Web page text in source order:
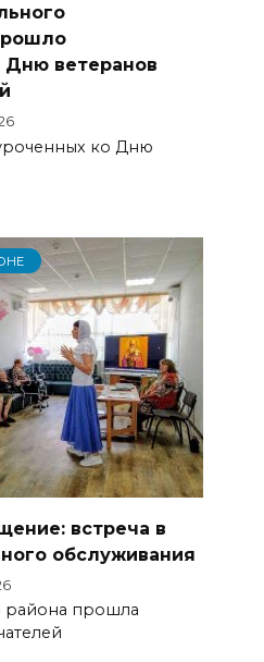
Дню ветеранов
ко Дню
встреча в
обслуживания
района прошла